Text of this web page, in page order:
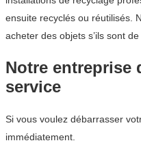
ensuite recyclés ou réutilisés.
acheter des objets s’ils sont
Notre entreprise
service
Si vous voulez débarrasser
immédiatement.